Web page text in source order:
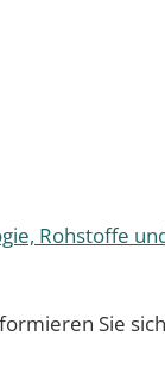
Rohstoffe
Sie